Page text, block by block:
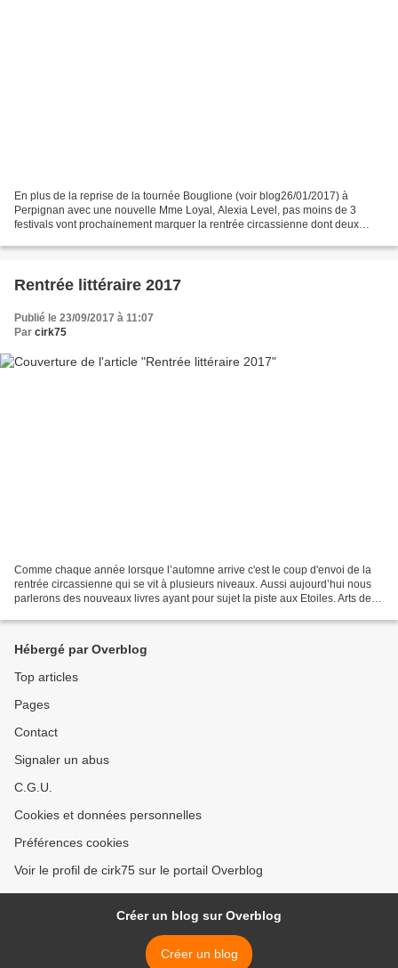
En plus de la reprise de la tournée Bouglione (voir blog26/01/2017) à
Perpignan avec une nouvelle Mme Loyal, Alexia Level, pas moins de 3
festivals vont prochainement marquer la rentrée circassienne dont deux
Rentrée littéraire 2017
Publié le 23/09/2017 à 11:07
Par cirk75
Comme chaque année lorsque l’automne arrive c'est le coup d'envoi de la
rentrée circassienne qui se vit à plusieurs niveaux. Aussi aujourd’hui nous
parlerons des nouveaux livres ayant pour sujet la piste aux Etoiles. Arts des
Hébergé par Overblog
Top articles
Pages
Contact
Signaler un abus
C.G.U.
Cookies et données personnelles
Préférences cookies
Voir le profil de cirk75 sur le portail Overblog
Créer un blog sur Overblog
Créer un blog